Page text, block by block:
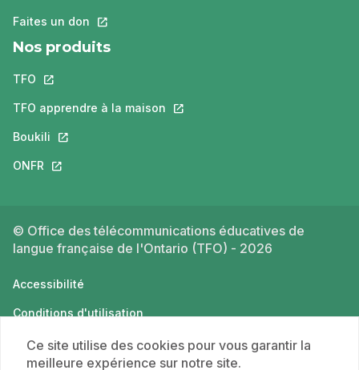
Faites un don Ce lien s'ouvrira dans un nouvel onglet.
Nos produits
TFO Ce lien s'ouvrira dans un nouvel onglet.
TFO apprendre à la maison Ce lien s'ouvrira dans un nouvel
Boukili Ce lien s'ouvrira dans un nouvel onglet.
ONFR Ce lien s'ouvrira dans un nouvel onglet.
© Office des télécommunications éducatives de
langue française de l'Ontario (TFO) - 2026
Accessibilité
Conditions d'utilisation
Politique de confidentialité
Ce site utilise des cookies pour vous garantir la
meilleure expérience sur notre site.